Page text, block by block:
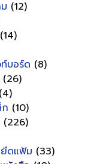
(12)
(14)
บอร์ด (8)
(26)
(4)
(10)
(226)
ดแฟ้ม (33)